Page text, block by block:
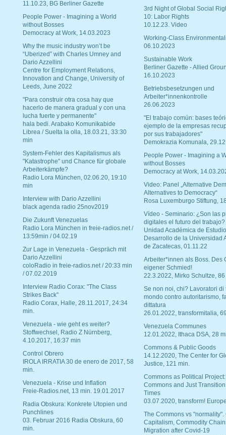
11.10.23, BG Berliner Gazette
People Power - Imagining a World
without Bosses
Democracy at Work, 14.03.2023
Why the music industry won’t be
“Uberized” with Charles Umney and
Dario Azzellini
Centre for Employment Relations,
Innovation and Change, University of
Leeds, June 2022
"Para construir otra cosa hay que
hacerlo de manera gradual y con una
lucha fuerte y permanente"
hala bedi. Arabako Komunikabide
Librea / Suelta la olla, 18.03.21, 33:30
min
System-Fehler des Kapitalismus als
"Katastrophe" und Chance für globale
Arbeiterkämpfe?
Radio Lora München, 02.06.20, 19:10
min
Interview with Dario Azzellini
black agenda radio 25nov2019
Die Zukunft Venezuelas
Radio Lora München in freie-radios.net /
13:59min / 04.02.19
Zur Lage in Venezuela - Gespräch mit
Dario Azzellini
coloRadio in freie-radios.net / 20:33 min
/ 07.02.2019
Interview Radio Corax: "The Class
Strikes Back"
Radio Corax, Halle, 28.11.2017, 24:34
min.
Venezuela - wie geht es weiter?
Stoffwechsel, Radio Z Nürnberg,
4.10.2017, 16:37 min
Control Obrero
IROLA IRRATIA 30 de enero de 2017, 58
min.
Venezuela - Krise und Inflation
Freie-Radios.net, 13 min. 19.01.2017
Radia Obskura: Konkrete Utopien und
Punchlines
03. Februar 2016 Radia Obskura, 60
min.
3rd Night of Global Social
10: Labor Rights
10.12.23. Video
Working-Class
06.10.2023
Sustainable Work
Berliner Gazette - Allied
16.10.2023
Betriebsbesetzungen und
Arbeiter*innenkontrolle
26.06.2023
"El trabajo común: bases
ejemplo de la empresas
por sus trabajadores"
Demokrazia Komunala,
People Power - Imagining a
without Bosses
Democracy at Work,
Video: Panel „Alternative
Alternatives to Democracy“
Rosa Luxemburgo Stiftung,
Vídeo - Seminario: ¿Son las
digitales el futuro del trabajo?
Unidad Académica de
Desarrollo de la Universidad
de Zacatecas, 01.11.22
Arbeiter*innen als Boss. Des
eigener Schmied!
22.3.2022, Mirko Schultze, 86
Se non noi, chi? Lavoratori di
mondo contro autoritarismo,
dittatura
26.01.2022, transformitalia,
Venezuela Communes
12.01.2022, Ithaca DSA, 28
Commons & Public Goods
14.12.2020, The Center for
Justice, 121 min.
Commons as Political Project:
Commons and Just
Times
03.07.2020, transform!
The Commons vs "normality".
Capitalism, Commodity
Migration after Covid-19